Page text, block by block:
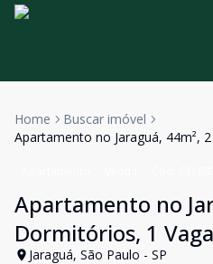
Home
Buscar imóvel
Apartamento no Jaraguá, 44m²,
Apartamento no
Dormitórios, 1 Vaga
Jaraguá, São Paulo - SP